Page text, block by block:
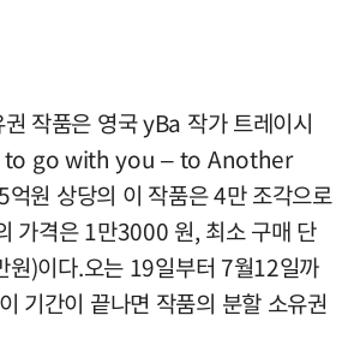
작품은 영국 yBa 작가 트레이시
to go with you – to Another
원 상당의 이 작품은 4만 조각으로
가격은 1만3000 원, 최소 구매 단
원)이다.오는 19일부터 7월12일까
기간이 끝나면 작품의 분할 소유권